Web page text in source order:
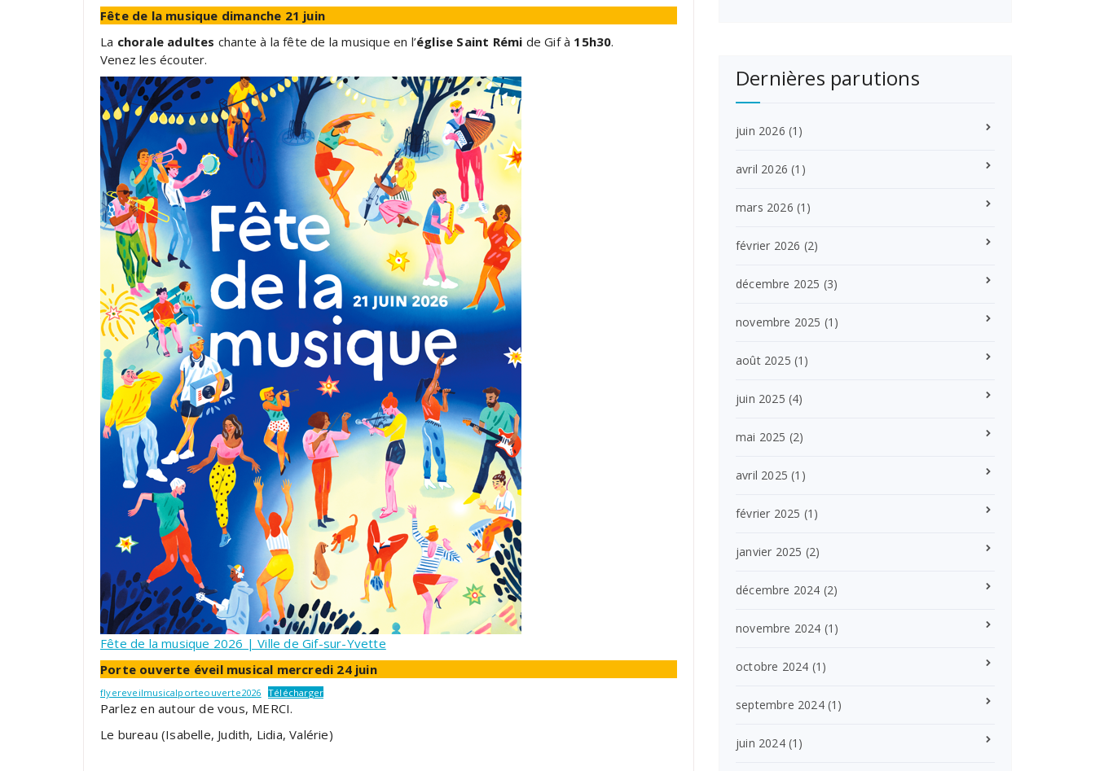
Fête de la musique dimanche 21 juin
La chorale adultes chante à la fête de la musique en l’église Saint Rémi de Gif à 15h30.
Venez les écouter.
Fête de la musique 2026 | Ville de Gif-sur-Yvette
Porte ouverte éveil musical mercredi 24 juin
flyereveilmusicalporteouverte2026 Télécharger
Parlez en autour de vous, MERCI.
Le bureau (Isabelle, Judith, Lidia, Valérie)
Dernières parutions
juin 2026 (1)
avril 2026 (1)
mars 2026 (1)
février 2026 (2)
décembre 2025 (3)
novembre 2025 (1)
août 2025 (1)
juin 2025 (4)
mai 2025 (2)
avril 2025 (1)
février 2025 (1)
janvier 2025 (2)
décembre 2024 (2)
novembre 2024 (1)
octobre 2024 (1)
septembre 2024(1)
juin 2024(1)